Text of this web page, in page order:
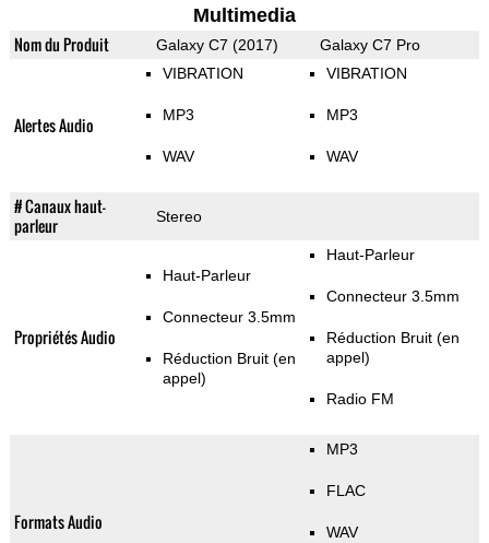
Multimedia
Nom du Produit Galaxy C7 (2017) Galaxy C7 Pro
Alertes Audio
VIBRATION
MP3
WAV
VIBRATION
MP3
WAV
# Canaux haut-
parleur
Stereo
Propriétés Audio
Haut-Parleur
Connecteur 3.5mm
Réduction Bruit (en
appel)
Haut-Parleur
Connecteur 3.5mm
Réduction Bruit (en
appel)
Radio FM
Formats Audio
MP3
FLAC
WAV